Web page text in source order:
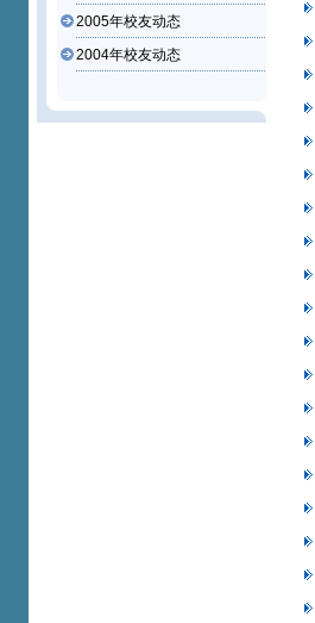
2005年校友动态
2004年校友动态